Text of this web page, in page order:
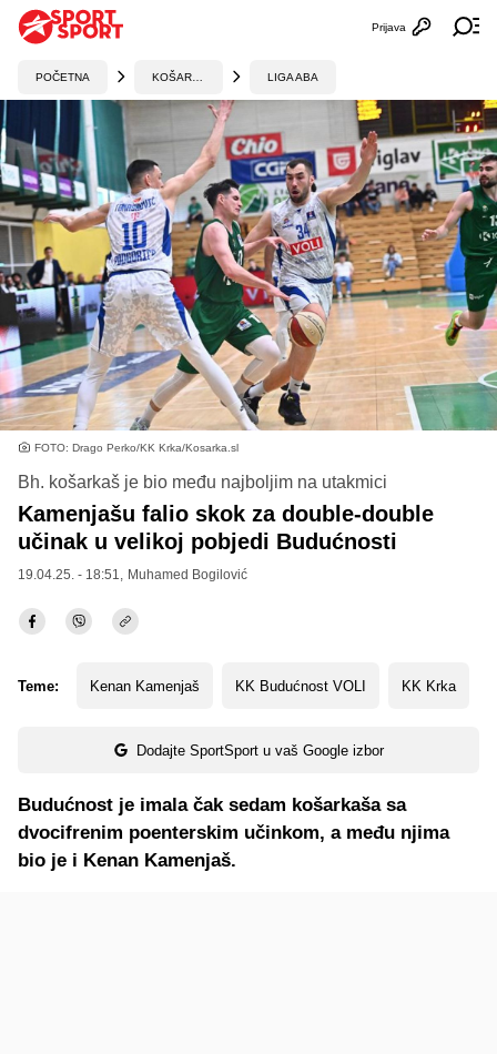
Otvori
Prijava
POČETNA LIGA ABA
FOTO: Drago Perko/KK Krka/Kosarka.sl
Bh. košarkaš je bio među najboljim na utakmici
Kamenjašu falio skok za double-double
učinak u velikoj pobjedi Budućnosti
19.04.25. - 18:51, Muhamed Bogilović
Teme: Kenan Kamenjaš KK Budućnost VOLI KK Krka
Dodajte SportSport u vaš Google izbor
Budućnost je imala čak sedam košarkaša sa
dvocifrenim poenterskim učinkom, a među njima
bio je i Kenan Kamenjaš.